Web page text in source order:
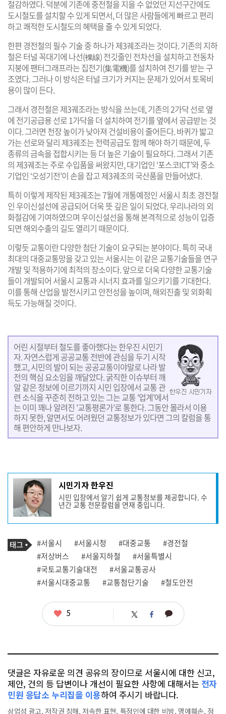
절감하였다. 덕분에 기존에 중전철을 지을 수 없었던 지선구간에도
도시철도를 설치할 수 있게 되면서, 더 많은 사람들에게 빠르고 편리
하고 쾌적한 도시철도의 혜택을 줄 수 있게 되었다.
한편 경전철의 필수 기술 중 하나가 제3궤조라는 것이다. 기존의 지하
철은 터널 꼭대기에 나선(裸線) 전깃줄인 전차선을 설치하고 전동차
지붕에 팬터그래프라는 집전기(集電機)를 설치하여 전기를 받는 구
조였다. 그러나 이 방식은 터널 크기가 커지는 문제가 있어서 토목비
용이 많이 든다.
그래서 경전철은 제3궤조라는 방식을 쓰는데, 기존의 2가닥 선로 옆
에 전기공급용 선로 1가닥을 더 설치하여 전기를 옆에서 공급받는 것
이다. 그러면 천장 높이가 낮아져 건설비용이 줄어든다. 바퀴가 밟고
가는 선로와 달리 제3궤조는 전력공급도 함께 해야 하기 때문에, 두
종류의 금속을 접합시키는 등 더 높은 기술이 필요하다. 그래서 기존
의 제3궤조는 주로 수입품을 써왔지만, 대기업인 ‘포스코ICT’와 중소
기업인 ‘오성기전’이 손을 잡고 제3궤조의 국산품을 만들어냈다.
특히 이렇게 제작된 제3궤조는 7월에 개통예정인 서울시 최초 경전철
인 우이신설선에 공급되어 더욱 뜻 깊은 일이 되었다. 우리나라의 외
화절감에 기여하였으며 우이신설선을 통해 본격적으로 성능이 입증
되면 해외수출의 길도 열리기 때문이다.
이렇듯 교통이란 다양한 첨단 기술이 요구되는 분야이다. 특히 국내
최대의 대중교통망을 갖고 있는 서울시는 이 같은 교통기술들을 연구
개발 및 적용하기에 최적의 장소이다. 앞으로 더욱 다양한 교통기술
들이 개발되어 서울시 교통과 시너지 효과를 일으키기를 기대한다.
이를 통해 산업을 발전시키고 안전성을 높이며, 해외진출 및 외화획
득도 가능해질 것이다.
어린 시절부터 철도를 좋아했다는 한우진 시민기
자. 자연스럽게 공공교통 전반에 관심을 두기 시작
했고, 시민의 발이 되는 공공교통이야말로 나라 발
전의 핵심 요소임을 깨달았다. 굵직한 이슈부터 깨
알 같은 정보에 이르기까지 시민 입장에서 교통 관
련 소식을 꾸준히 전하고 있는 그는 교통 '업계'에서
는 이미 꽤나 알려진 '교통평론가'로 통한다. 그동안 몰라서 이용
하지 못한, 알면서도 어려웠던 교통정보가 있다면 그의 칼럼을 통
해 편안하게 만나보자.
기
성
자
프
필
시민기자 한우진
시민 입장에서 알기 쉽게 교통정보를 제공합니다. 수
년간 교통 전문칼럼을 연재 중입니다.
기
사
관
련
태
그
태
그
#서울시 #서울시청 #대중교통
#경전철
#저상버스
#서울지하철
#서울특별시
#국토교통기술대전
#서울교통공사
#서울시대중교통
#교통첨단기술 #철도안전
좋
5 트 페 카
댓글은 자유로운 의견 공유의 장이므로 서울시에 대한 신고,
제안, 건의 등 답변이나 개선이 필요한 사항에 대해서는 전자
민원 응답소 누리집을 이용하여 주시기 바랍니다.
상업성 광고, 저작권 침해, 저속한 표현, 특정인에 대한 비방, 명예훼손, 정